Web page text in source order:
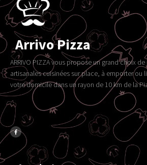
Arrivo Pizza
ARRIVO PIZZA vous propose un grand choix
artisanales cuisinées sur place, à emporter ou
votre domicile dans un rayon de 10 km de la